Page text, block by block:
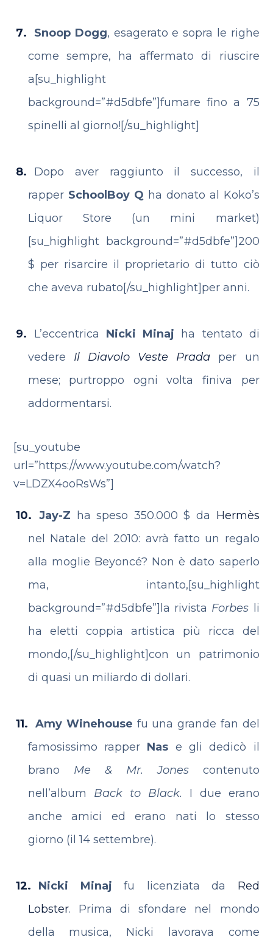
Snoop Dogg, esagerato e sopra le righe
come sempre, ha affermato di riuscire
a[su_highlight
background=”#d5dbfe”]fumare fino a 75
spinelli al giorno![/su_highlight]
Dopo aver raggiunto il successo, il
rapper SchoolBoy Q ha donato al Koko’s
Liquor Store (un mini market)
[su_highlight background=”#d5dbfe”]200
$ per risarcire il proprietario di tutto ciò
che aveva rubato[/su_highlight]per anni.
L’eccentrica Nicki Minaj ha tentato di
vedere Il Diavolo Veste Prada per un
mese; purtroppo ogni volta finiva per
addormentarsi.
[su_youtube
url=”https://www.youtube.com/watch?
v=LDZX4ooRsWs”]
Jay-Z ha speso 350.000 $ da Hermès
nel Natale del 2010: avrà fatto un regalo
alla moglie Beyoncé? Non è dato saperlo
ma, intanto,[su_highlight
background=”#d5dbfe”]la rivista Forbes li
ha eletti coppia artistica più ricca del
mondo,[/su_highlight]con un patrimonio
di quasi un miliardo di dollari.
Amy Winehouse fu una grande fan del
famosissimo rapper Nas e gli dedicò il
brano Me & Mr. Jones contenuto
nell’album Back to Black. I due erano
anche amici ed erano nati lo stesso
giorno (il 14 settembre).
Nicki Minaj fu licenziata da Red
Lobster. Prima di sfondare nel mondo
della musica, Nicki lavorava come